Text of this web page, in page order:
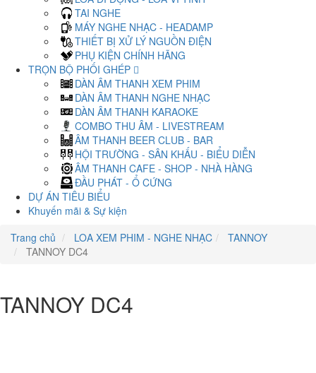
TAI NGHE
MÁY NGHE NHẠC - HEADAMP
THIẾT BỊ XỬ LÝ NGUỒN ĐIỆN
PHỤ KIỆN CHÍNH HÃNG
TRỌN BỘ PHỐI GHÉP
DÀN ÂM THANH XEM PHIM
DÀN ÂM THANH NGHE NHẠC
DÀN ÂM THANH KARAOKE
COMBO THU ÂM - LIVESTREAM
ÂM THANH BEER CLUB - BAR
HỘI TRƯỜNG - SÂN KHẤU - BIỂU DIỄN
ÂM THANH CAFE - SHOP - NHÀ HÀNG
ĐẦU PHÁT - Ổ CỨNG
DỰ ÁN TIÊU BIỂU
Khuyến mãi & Sự kiện
Trang chủ
LOA XEM PHIM - NGHE NHẠC
TANNOY
TANNOY DC4
TANNOY DC4